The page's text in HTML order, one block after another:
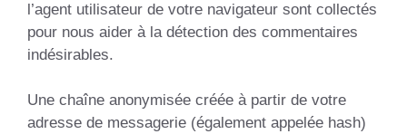
l’agent utilisateur de votre navigateur sont collectés
pour nous aider à la détection des commentaires
indésirables.
Une chaîne anonymisée créée à partir de votre
adresse de messagerie (également appelée hash)